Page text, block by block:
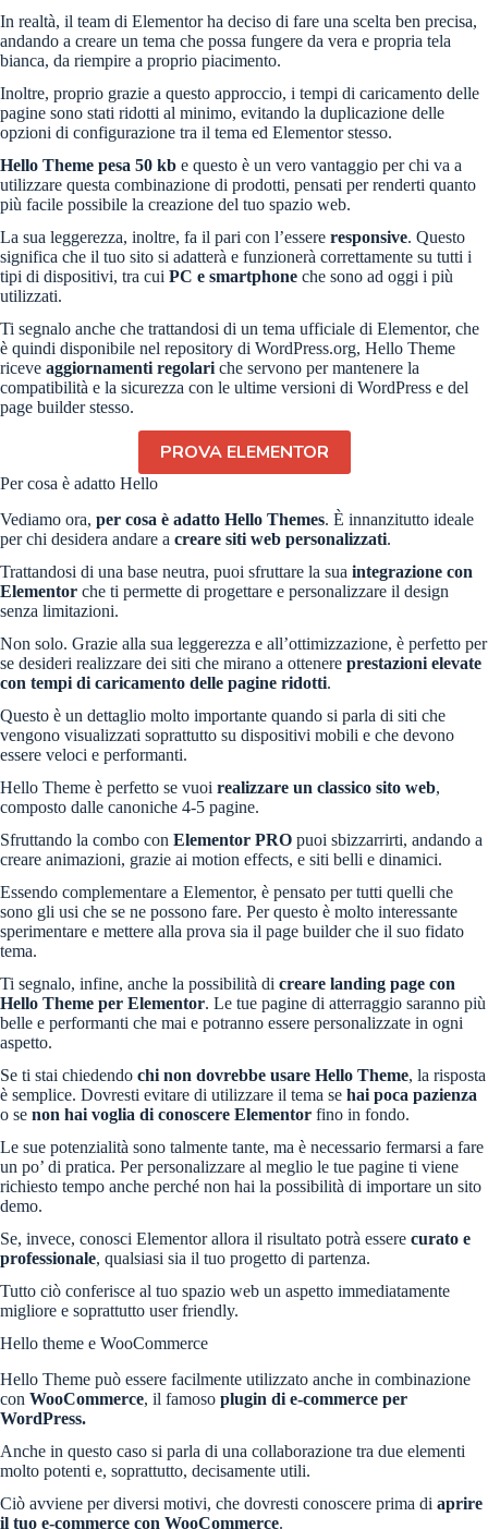
In realtà, il team di Elementor ha deciso di fare una scelta ben precisa,
andando a creare un tema che possa fungere da vera e propria tela
bianca, da riempire a proprio piacimento.
Inoltre, proprio grazie a questo approccio, i tempi di caricamento delle
pagine sono stati ridotti al minimo, evitando la duplicazione delle
opzioni di configurazione tra il tema ed Elementor stesso.
Hello Theme pesa 50 kb e questo è un vero vantaggio per chi va a
utilizzare questa combinazione di prodotti, pensati per renderti quanto
più facile possibile la creazione del tuo spazio web.
La sua leggerezza, inoltre, fa il pari con l’essere responsive. Questo
significa che il tuo sito si adatterà e funzionerà correttamente su tutti i
tipi di dispositivi, tra cui PC e smartphone che sono ad oggi i più
utilizzati.
Ti segnalo anche che trattandosi di un tema ufficiale di Elementor, che
è quindi disponibile nel repository di WordPress.org, Hello Theme
riceve aggiornamenti regolari che servono per mantenere la
compatibilità e la sicurezza con le ultime versioni di WordPress e del
page builder stesso.
PROVA ELEMENTOR
Per cosa è adatto Hello
Vediamo ora, per cosa è adatto Hello Themes. È innanzitutto ideale
per chi desidera andare a creare siti web personalizzati.
Trattandosi di una base neutra, puoi sfruttare la sua integrazione con
Elementor che ti permette di progettare e personalizzare il design
senza limitazioni.
Non solo. Grazie alla sua leggerezza e all’ottimizzazione, è perfetto per
se desideri realizzare dei siti che mirano a ottenere prestazioni elevate
con tempi di caricamento delle pagine ridotti.
Questo è un dettaglio molto importante quando si parla di siti che
vengono visualizzati soprattutto su dispositivi mobili e che devono
essere veloci e performanti.
Hello Theme è perfetto se vuoi realizzare un classico sito web,
composto dalle canoniche 4-5 pagine.
Sfruttando la combo con Elementor PRO puoi sbizzarrirti, andando a
creare animazioni, grazie ai motion effects, e siti belli e dinamici.
Essendo complementare a Elementor, è pensato per tutti quelli che
sono gli usi che se ne possono fare. Per questo è molto interessante
sperimentare e mettere alla prova sia il page builder che il suo fidato
tema.
Ti segnalo, infine, anche la possibilità di creare landing page con
Hello Theme per Elementor. Le tue pagine di atterraggio saranno più
belle e performanti che mai e potranno essere personalizzate in ogni
aspetto.
Se ti stai chiedendo chi non dovrebbe usare Hello Theme, la risposta
è semplice. Dovresti evitare di utilizzare il tema se hai poca pazienza
o se non hai voglia di conoscere Elementor fino in fondo.
Le sue potenzialità sono talmente tante, ma è necessario fermarsi a fare
un po’ di pratica. Per personalizzare al meglio le tue pagine ti viene
richiesto tempo anche perché non hai la possibilità di importare un sito
demo.
Se, invece, conosci Elementor allora il risultato potrà essere curato e
professionale, qualsiasi sia il tuo progetto di partenza.
Tutto ciò conferisce al tuo spazio web un aspetto immediatamente
migliore e soprattutto user friendly.
Hello theme e WooCommerce
Hello Theme può essere facilmente utilizzato anche in combinazione
con WooCommerce, il famoso plugin di e-commerce per
WordPress.
Anche in questo caso si parla di una collaborazione tra due elementi
molto potenti e, soprattutto, decisamente utili.
Ciò avviene per diversi motivi, che dovresti conoscere prima di aprire
il tuo e-commerce con WooCommerce.